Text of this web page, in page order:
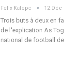
Felix Kalepe 12 Déc
Trois buts à deux en
de l'explication As
national de football